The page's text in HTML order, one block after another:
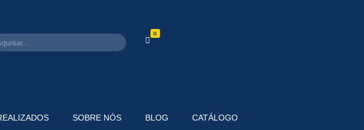
0
SOBRE NÓS BLOG CATÁLOGO